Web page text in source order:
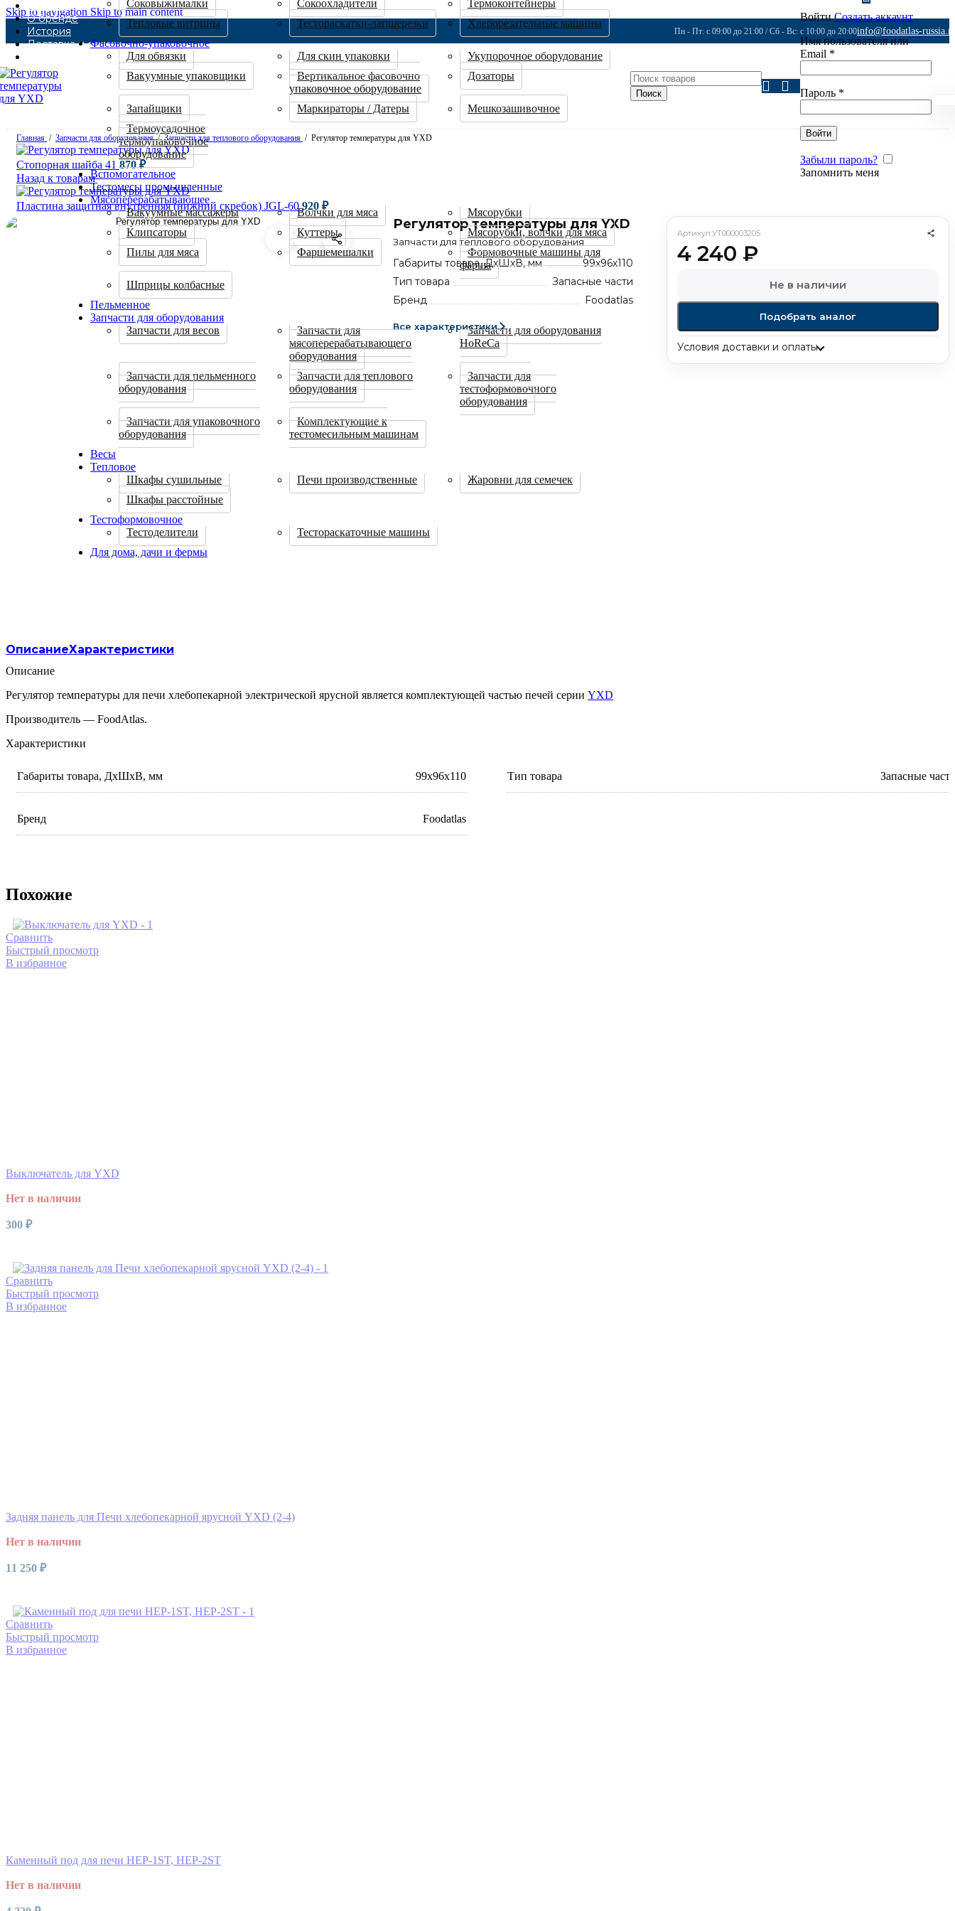
Skip to navigation Skip to main content
Каталог
О бренде
История
Доставка и оплата
Пн - Пт: с 09:00 до 21:00 / Сб - Вс: с 10:00 до 20:00info@foodatlas-
Соковыжималки Сокоохладители
Термоконтейнеры
Тепловые витрины
Тестораскатки-лапшерезки
Хлеборезательные машины
Фасовочно-упаковочное
Для обвязки
Для скин упаковки
Укупорочное оборудование
Вакуумные упаковщики
Вертикальное фасовочно
упаковочное оборудование
Дозаторы
Запайщики Маркираторы / Датеры
Мешкозашивочное
Термоусадочное
термоупаковочное
оборудование
Вспомогательное
Тестомесы промышленные
Мясоперерабатывающее
Вакуумные массажеры
Волчки для мяса
Мясорубки
Клипсаторы
Куттеры
Мясорубки, волчки для мяса
Пилы для мяса
Фаршемешалки
Формовочные машины для
фарша
Шприцы колбасные
Пельменное
Запчасти для оборудования
Запчасти для весов
Запчасти для
мясоперерабатывающего
оборудования
Запчасти для оборудования
HoReCa
Запчасти для пельменного
оборудования
Запчасти для теплового
оборудования
Запчасти для
тестоформовочного
оборудования
Запчасти для упаковочного
оборудования
Комплектующие к
тестомесильным машинам
Весы
Тепловое
Шкафы сушильные
Печи производственные
Жаровни для семечек
Шкафы расстойные
Тестоформовочное
Тестоделители
Тестораскаточные машины
Для дома, дачи и фермы
Поиск
ВойтиСоздать аккаунт
Имя пользователя или
Email *
Пароль *
Войти
Забыли пароль?
Запомнить меня
Главная / Запчасти для оборудования/Запчасти для теплового оборудования / Регулятор температуры для YXD
Стопорная шайба 41870₽
Назад к товарам
Пластина защитная внутренняя (нижний скребок) JGL-60920 ₽
Регулятор температуры для YXD
Запчасти для теплового оборудования
Габариты товара, ДхШхВ, мм
99x96x110
Тип товара
Запасные части
Бренд
Foodatlas
Все характеристики
Артикул:УТ000003205
4 240 ₽
Не в наличии
Подобрать аналог
Условия доставки и оплаты
ОписаниеХарактеристики
Описание
Регулятор температуры для печи хлебопекарной электрической ярусной является комплектующей частью печей серии YXD
Производитель — FoodAtlas.
Характеристики
Габариты товара, ДхШхВ, мм 99x96x110 Тип товара Запасные
Бренд Foodatlas
Похожие
Сравнить
Быстрый просмотр
В избранное
Выключатель для YXD
Нет в наличии
300 ₽
Сравнить
Быстрый просмотр
В избранное
Задняя панель для Печи хлебопекарной ярусной YXD (2-4)
Нет в наличии
11 250 ₽
Сравнить
Быстрый просмотр
В избранное
Каменный под для печи HEP-1ST, HEP-2ST
Нет в наличии